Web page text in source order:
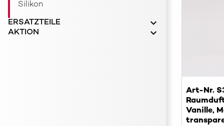
Silikon
ERSATZTEILE
AKTION
Art-Nr.
Vanille,